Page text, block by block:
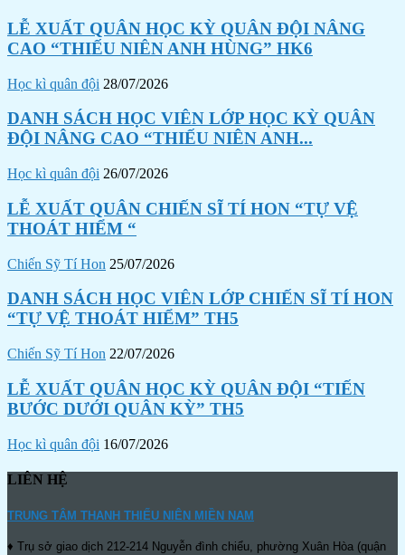
LỄ XUẤT QUÂN HỌC KỲ QUÂN ĐỘI NÂNG
CAO “THIẾU NIÊN ANH HÙNG” HK6
Học kì quân đội 28/07/2026
DANH SÁCH HỌC VIÊN LỚP HỌC KỲ QUÂN
ĐỘI NÂNG CAO “THIẾU NIÊN ANH...
Học kì quân đội 26/07/2026
LỄ XUẤT QUÂN CHIẾN SĨ TÍ HON “TỰ VỆ
THOÁT HIỂM “
Chiến Sỹ Tí Hon 25/07/2026
DANH SÁCH HỌC VIÊN LỚP CHIẾN SĨ TÍ HON
“TỰ VỆ THOÁT HIỂM” TH5
Chiến Sỹ Tí Hon 22/07/2026
LỄ XUẤT QUÂN HỌC KỲ QUÂN ĐỘI “TIẾN
BƯỚC DƯỚI QUÂN KỲ” TH5
Học kì quân đội 16/07/2026
LIÊN HỆ
TRUNG TÂM THANH THIẾU NIÊN MIỀN NAM
♦ Trụ sở giao dịch 212-214 Nguyễn đình chiểu, phường Xuân Hòa (quận